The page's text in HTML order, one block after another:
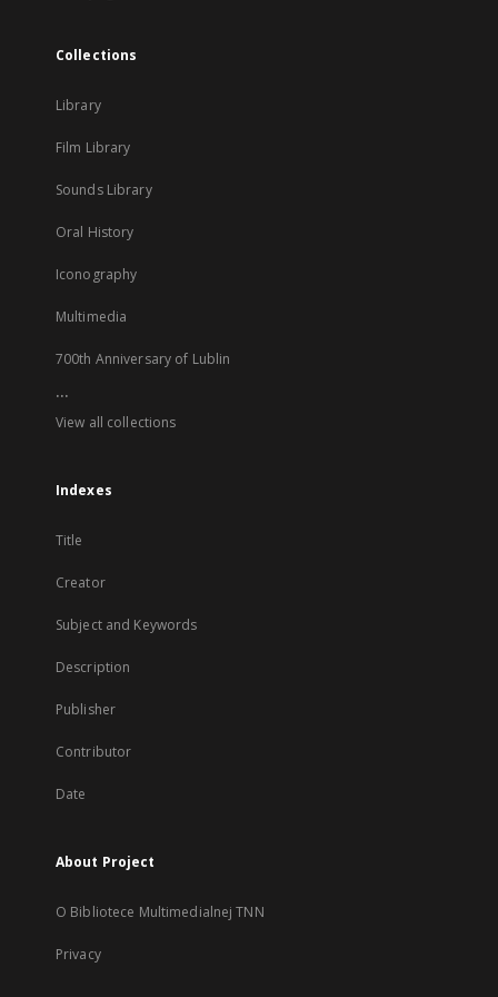
Collections
Library
Film Library
Sounds Library
Oral History
Iconography
Multimedia
700th Anniversary of Lublin
...
View all collections
Indexes
Title
Creator
Subject and Keywords
Description
Publisher
Contributor
Date
About Project
O Bibliotece Multimedialnej TNN
Privacy